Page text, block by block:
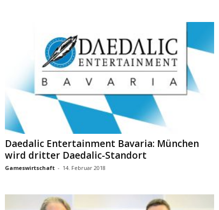
Daedalic Entertainment Bavaria: München
wird dritter Daedalic-Standort
Gameswirtschaft - 14. Februar 2018